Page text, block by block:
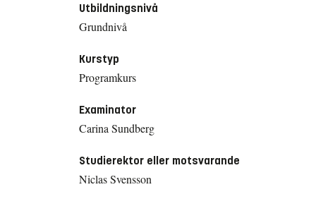
Utbildningsnivå
Grundnivå
Kurstyp
Programkurs
Examinator
Carina Sundberg
Studierektor eller motsvarande
Niclas Svensson